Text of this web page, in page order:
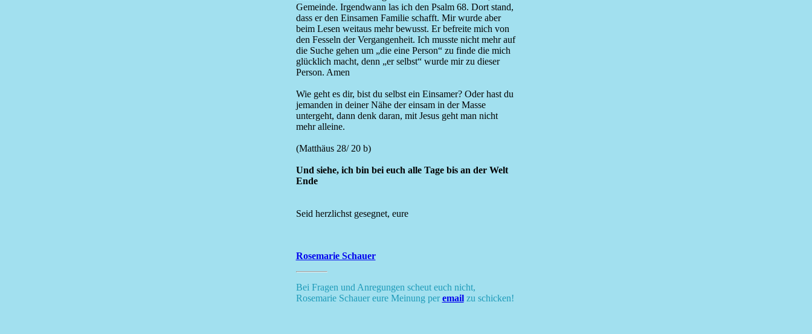
Gemeinde. Irgendwann las ich den Psalm 68. Dort stand,
dass er den Einsamen Familie schafft. Mir wurde aber
beim Lesen weitaus mehr bewusst. Er befreite mich von
den Fesseln der Vergangenheit. Ich musste nicht mehr auf
die Suche gehen um „die eine Person“ zu finde die mich
glücklich macht, denn „er selbst“ wurde mir zu dieser
Person. Amen
Wie geht es dir, bist du selbst ein Einsamer? Oder hast du
jemanden in deiner Nähe der einsam in der Masse
untergeht, dann denk daran, mit Jesus geht man nicht
mehr alleine.
(Matthäus 28/ 20 b)
Und siehe, ich bin bei euch alle Tage bis an der Welt
Ende
Seid herzlichst gesegnet, eure
Rosemarie Schauer
Bei Fragen und Anregungen scheut euch nicht,
Rosemarie Schauer eure Meinung peremailzu schicken!